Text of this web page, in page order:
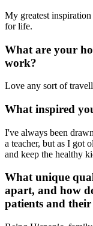
My greatest
for life.
What are your
work?
Love any sort of
What inspired
I've always been
a teacher, but as I got
and keep the healthy
What unique
apart, and how
patients and